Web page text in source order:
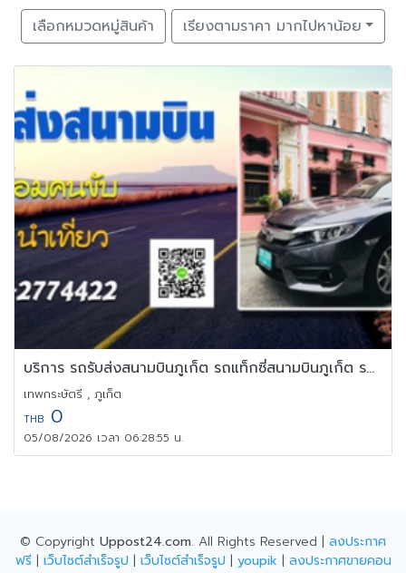
เลือกหมวดหมู่สินค้า เรียงตามราคา มากไปหาน้อย
บริการ รถรับส่งสนามบินภูเก็ต รถแท็กซี่สนามบินภูเก็ต รถไปสนามบิน
เทพกระษัตรี , ภูเก็ต
THB 0
05/08/2026 เวลา 06:28:55 น.
© Copyright Uppost24.com. All Rights Reserved | ลงประกาศ
ฟรี| เว็บไซต์สำเร็จรูป | เว็บไซต์สำเร็จรูป | youpik | ลงประกาศขายคอน